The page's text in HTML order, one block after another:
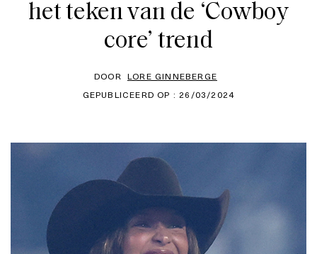
het teken van de ‘Cowboy
core’ trend
DOOR LORE GINNEBERGE
GEPUBLICEERD OP : 26/03/2024